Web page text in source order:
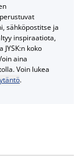
sähköpostitse ja
inspiraatiota,
koko
aina
Voin lukea
.